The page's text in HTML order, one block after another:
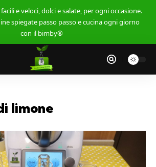
e veloci, dolci e salate, per ogni occasione.
spiegate passo passo e cucina ogni giorno
con il bimby®
limone